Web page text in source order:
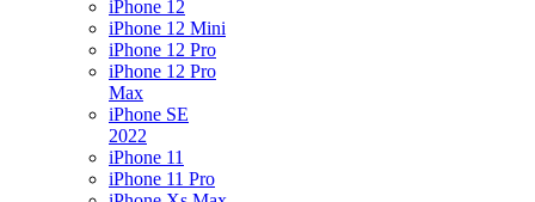
iPhone 12
iPhone 12 Mini
iPhone 12 Pro
iPhone 12 Pro
Max
iPhone SE
2022
iPhone 11
iPhone 11 Pro